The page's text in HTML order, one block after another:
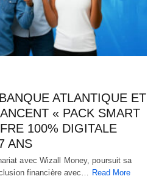
ATLANTIQUE ET
« PACK SMART
100% DIGITALE
ANS
avec Wizall Money, poursuit sa
financière avec… Read More